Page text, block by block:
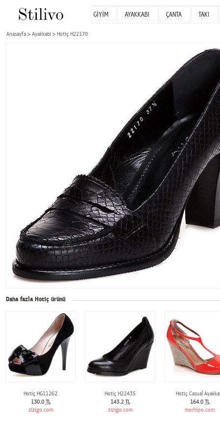
GİYİM AYAKKABI ÇANTA TAKI
Anasayfa Ayakkabı Hotiç H22170
Daha fazla Hotiç ürünü
Hotiç HG11262
130.0 TL
zizigo.com
Hotiç H22435
143.2 TL
zizigo.com
Hotiç Casual
164.0 TL
morhipo.com